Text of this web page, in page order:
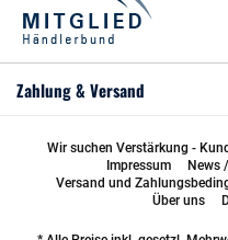
Zahlung & Versand
Wir suchen Verstärkung -
Impressum
News
Versand und
Über uns